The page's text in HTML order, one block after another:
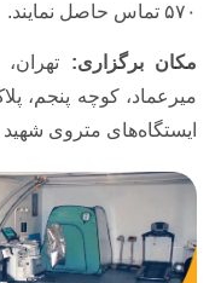
۵۷۰ تماس حاصل نمایند.
مکان برگزاری:
ایستگاه‌های متروی